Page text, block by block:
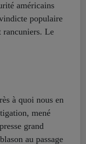
américains
populaire
rancuniers. Le
à quoi nous en
mené
grand
au passage